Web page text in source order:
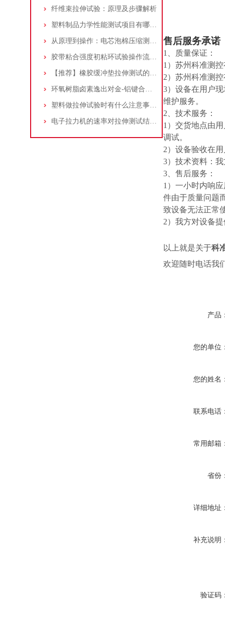
纤维束拉伸试验：原理及步骤解析
塑料制品力学性能测试项目有哪些？万能材料试验机检测方法及应用解析
从原理到操作：电芯泡棉压缩测试方法全解析
胶带粘合强度初粘环试验操作流程：电子拉力试验机的应用与分享。
【推荐】橡胶缓冲垫拉伸测试的完整解决方案
环氧树脂卤素逸出对金-铝键合界面完整性的破坏机制研究
塑料做拉伸试验时有什么注意事项？厂家技术解答
电子拉力机的速率对拉伸测试结果有什么影响？
售后服务承诺
1、质量保证：
1）苏州科准测
2）苏州科准测
3）设备在用户
维护服务。
2、技术服务：
1）交货地点由
调试。
2）设备验收在
3）技术资料：
3、售后服务：
1）一小时内响
件由于质量问题
致设备无法正常
2）我方对设备
以上就是关于科
欢迎随时电话我
产品
您的单位
您的姓名
联系电话
常用邮箱
省份
详细地址
补充说明
验证码